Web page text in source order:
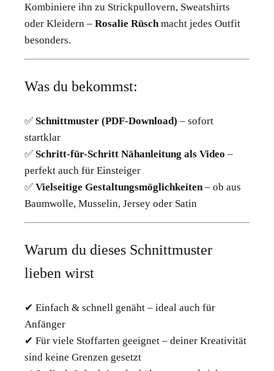
Kombiniere ihn zu Strickpullovern, Sweatshirts
oder Kleidern – Rosalie Rüsch macht jedes Outfit
besonders.
Was du bekommst:
✅ Schnittmuster (PDF-Download) – sofort
startklar
✅ Schritt-für-Schritt Nähanleitung als Video –
perfekt auch für Einsteiger
✅ Vielseitige Gestaltungsmöglichkeiten – ob aus
Baumwolle, Musselin, Jersey oder Satin
Warum du dieses Schnittmuster
lieben wirst
✔ Einfach & schnell genäht – ideal auch für
Anfänger
✔ Für viele Stoffarten geeignet – deiner Kreativität
sind keine Grenzen gesetzt